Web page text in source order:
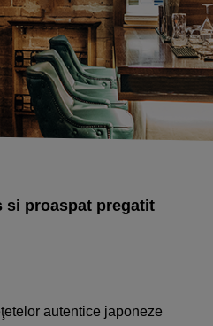
si proaspat pregatit
autentice japoneze